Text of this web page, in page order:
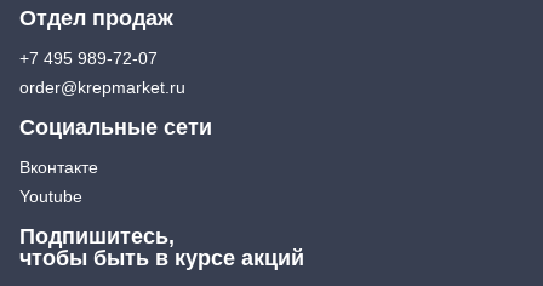
Отдел продаж
+7 495 989-72-07
order@krepmarket.ru
Социальные сети
Вконтакте
Youtube
Подпишитесь,
чтобы быть в курсе акций